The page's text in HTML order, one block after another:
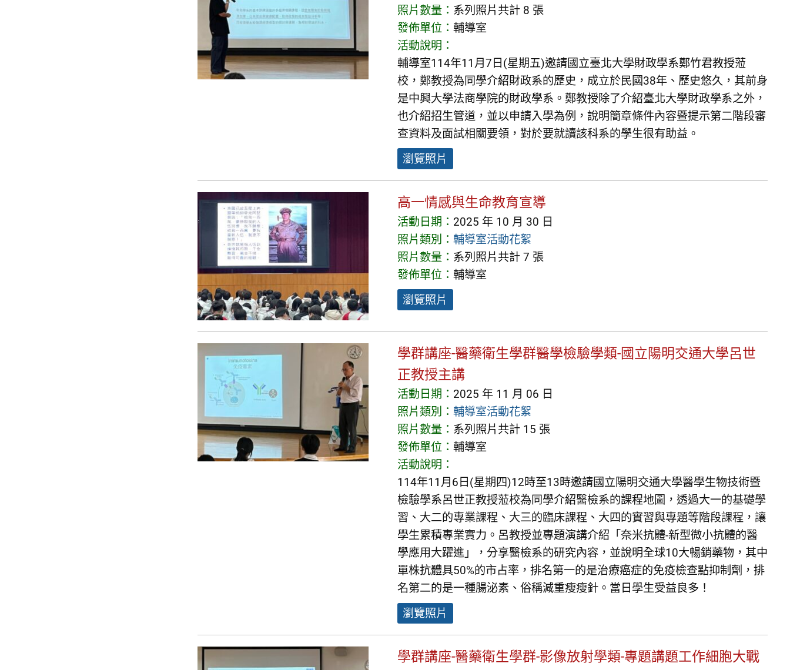
照片數量： 系列照片共計 8 張
發佈單位： 輔導室
活動說明：
輔導室114年11月7日(星期五)邀請國立臺北大學財政學系鄭竹君教授蒞
校，鄭教授為同學介紹財政系的歷史，成立於民國38年、歷史悠久，其前身
是中興大學法商學院的財政學系。鄭教授除了介紹臺北大學財政學系之外，
也介紹招生管道，並以申請入學為例，說明簡章條件內容暨提示第二階段審
查資料及面試相關要領，對於要就讀該科系的學生很有助益。
瀏覽照片
高一情感與生命教育宣導
活動日期： 2025 年 10 月 30 日
照片類別： 輔導室活動花絮
照片數量： 系列照片共計 7 張
發佈單位： 輔導室
瀏覽照片
學群講座-醫藥衛生學群醫學檢驗學類-國立陽明交通大學呂世
正教授主講
活動日期： 2025 年 11 月 06 日
照片類別： 輔導室活動花絮
照片數量： 系列照片共計 15 張
發佈單位： 輔導室
活動說明：
114年11月6日(星期四)12時至13時邀請國立陽明交通大學醫學生物技術暨
檢驗學系呂世正教授蒞校為同學介紹醫檢系的課程地圖，透過大一的基礎學
習、大二的專業課程、大三的臨床課程、大四的實習與專題等階段課程，讓
學生累積專業實力。呂教授並專題演講介紹「奈米抗體-新型微小抗體的醫
學應用大躍進」，分享醫檢系的研究內容，並說明全球10大暢銷藥物，其中
單株抗體具50%的市占率，排名第一的是治療癌症的免疫檢查點抑制劑，排
名第二的是一種腸泌素、俗稱減重瘦瘦針。當日學生受益良多！
瀏覽照片
學群講座-醫藥衛生學群-影像放射學類-專題講題工作細胞大戰